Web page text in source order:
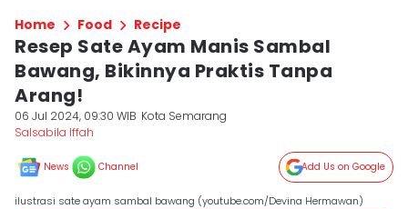
Home Food Recipe
Resep Sate Ayam Manis Sambal
Bawang, Bikinnya Praktis Tanpa
Arang!
06 Jul 2024, 09:30 WIB Kota Semarang
Salsabila Iffah
News Channel Add Us on Google
ilustrasi sate ayam sambal bawang (youtube.com/Devina Hermawan)